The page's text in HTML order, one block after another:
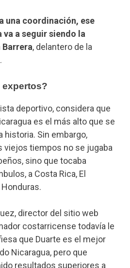
una coordinación, ese
va a seguir siendo la
Barrera, delantero de la
expertos?
deportivo, considera que
es el más alto que se
historia. Sin embargo,
viejos tiempos no se jugaba
sino que tocaba
a Costa Rica, El
Honduras.
director del sitio web
costarricense todavía le
que Duarte es el mejor
Nicaragua, pero que
resultados superiores a